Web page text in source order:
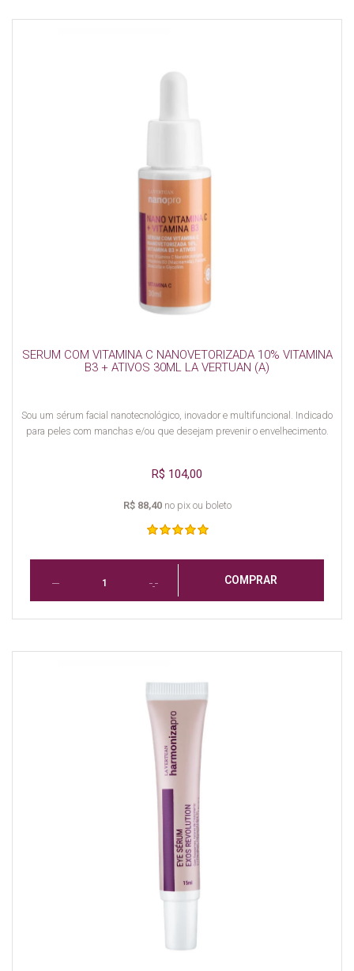
SERUM COM VITAMINA C NANOVETORIZADA 10% VITAMINA
B3 + ATIVOS 30ML LA VERTUAN (A)
Sou um sérum facial nanotecnológico, inovador e multifuncional. Indicado
para peles com manchas e/ou que desejam prevenir o envelhecimento.
R$ 104,00
R$ 88,40no pix ou boleto
COMPRAR